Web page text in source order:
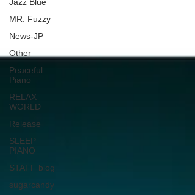
MR. Fuzzy
News-JP
Other
Peaceful
Piano
RELAX
WORLD
Release
SLEEP
PIANO
STAFF blog
sugarcandy